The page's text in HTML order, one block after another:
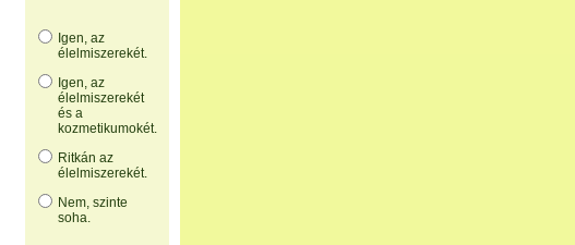
Igen, az
élelmiszerekét.
Igen, az
élelmiszerekét
és a
kozmetikumokét.
Ritkán az
élelmiszerekét.
Nem, szinte
soha.